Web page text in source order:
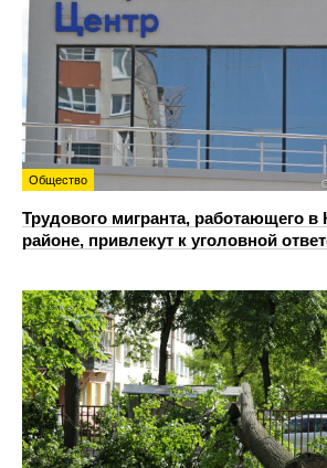
Общество
Трудового мигранта, работающего в
районе, привлекут к уголовной